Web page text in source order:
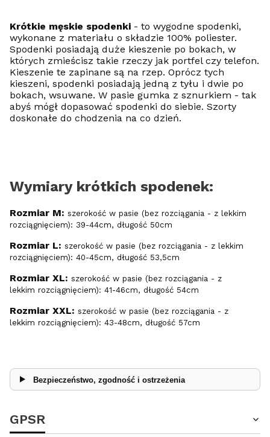
Krótkie męskie spodenki - to wygodne spodenki,
wykonane z materiału o składzie 100% poliester.
Spodenki posiadają duże kieszenie po bokach, w
których zmieścisz takie rzeczy jak portfel czy telefon.
Kieszenie te zapinane są na rzep. Oprócz tych
kieszeni, spodenki posiadają jedną z tyłu i dwie po
bokach, wsuwane. W pasie gumka z sznurkiem - tak
abyś mógł dopasować spodenki do siebie. Szorty
doskonałe do chodzenia na co dzień.
Wymiary krótkich spodenek:
Rozmiar M: szerokość w pasie (bez rozciągania - z lekkim
rozciągnięciem): 39-44cm, długość 50cm
Rozmiar L: szerokość w pasie (bez rozciągania - z lekkim
rozciągnięciem): 40-45cm, długość 53,5cm
Rozmiar XL: szerokość w pasie (bez rozciągania - z
lekkim rozciągnięciem): 41-46cm, długość 54cm
Rozmiar XXL: szerokość w pasie (bez rozciągania - z
lekkim rozciągnięciem): 43-48cm, długość 57cm
Bezpieczeństwo, zgodność i ostrzeżenia
GPSR